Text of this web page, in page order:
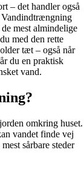
– det handler også
Vandindtrængning
mest almindelige
med den rette
tæt – også når
du en praktisk
vand.
omkring huset.
vandet finde vej
sårbare steder